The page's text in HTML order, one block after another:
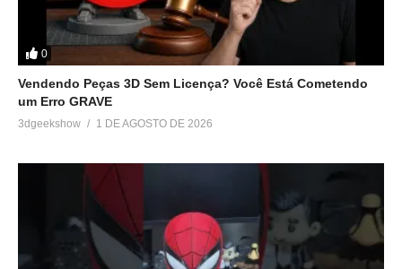
Em "Sem categoria"
0
Vendendo Peças 3D Sem Licença? Você Está Cometendo
um Erro GRAVE
3dgeekshow 1 DE AGOSTO DE 2026